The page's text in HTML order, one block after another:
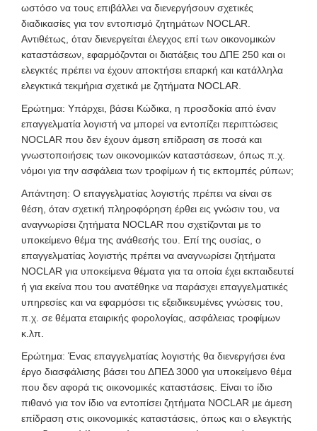
ωστόσο να τους επιβάλλει να διενεργήσουν σχετικές
διαδικασίες για τον εντοπισμό ζητημάτων NOCLAR.
Αντιθέτως, όταν διενεργείται έλεγχος επί των οικονομικών
καταστάσεων, εφαρμόζονται οι διατάξεις του ΔΠΕ 250 και οι
ελεγκτές πρέπει να έχουν αποκτήσει επαρκή και κατάλληλα
ελεγκτικά τεκμήρια σχετικά με ζητήματα NOCLAR.
Ερώτημα: Υπάρχει, βάσει Κώδικα, η προσδοκία από έναν
επαγγελματία λογιστή να μπορεί να εντοπίζει περιπτώσεις
NOCLAR που δεν έχουν άμεση επίδραση σε ποσά και
γνωστοποιήσεις των οικονομικών καταστάσεων, όπως π.χ.
νόμοι για την ασφάλεια των τροφίμων ή τις εκπομπές ρύπων;
Απάντηση: Ο επαγγελματίας λογιστής πρέπει να είναι σε
θέση, όταν σχετική πληροφόρηση έρθει εις γνώσιν του, να
αναγνωρίσει ζητήματα NOCLAR που σχετίζονται με το
υποκείμενο θέμα της ανάθεσής του. Επί της ουσίας, ο
επαγγελματίας λογιστής πρέπει να αναγνωρίσει ζητήματα
NOCLAR για υποκείμενα θέματα για τα οποία έχει εκπαιδευτεί
ή για εκείνα που του ανατέθηκε να παράσχει επαγγελματικές
υπηρεσίες και να εφαρμόσει τις εξειδικευμένες γνώσεις του,
π.χ. σε θέματα εταιρικής φορολογίας, ασφάλειας τροφίμων
κ.λπ.
Ερώτημα: Ένας επαγγελματίας λογιστής θα διενεργήσει ένα
έργο διασφάλισης βάσει του ΔΠΕΔ 3000 για υποκείμενο θέμα
που δεν αφορά τις οικονομικές καταστάσεις. Είναι το ίδιο
πιθανό για τον ίδιο να εντοπίσει ζητήματα NOCLAR με άμεση
επίδραση στις οικονομικές καταστάσεις, όπως και ο ελεγκτής